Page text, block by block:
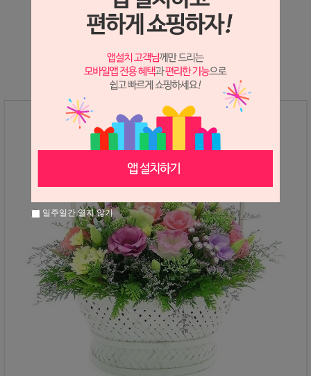
상세정보 새창 열기
일주일간 열지 않기